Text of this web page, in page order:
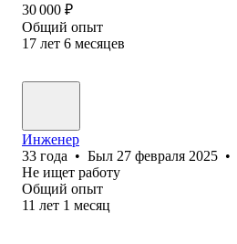
30 000 ₽
Общий опыт
17 лет 6 месяцев
Инженер
33 года • Был 27 февраля 2025 •
Не ищет работу
Общий опыт
11 лет 1 месяц